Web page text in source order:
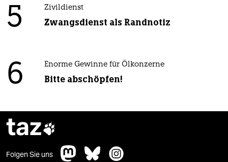
5 Zivildienst
Zwangsdienst als Randnotiz
6 Enorme Gewinne für Ölkonzerne
Bitte abschöpfen!
taz
Folgen Sie uns